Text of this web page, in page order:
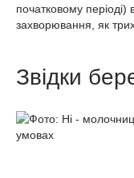
початковому періоді)
захворювання, як
Звідки